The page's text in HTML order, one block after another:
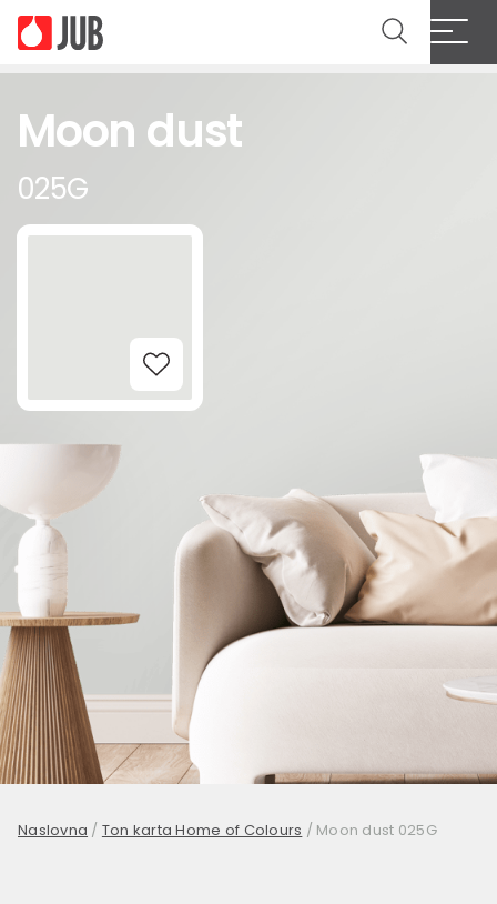
Moon dust
025G
Add to Wishlist
Naslovna / Ton karta Home of Colours / Moon dust 025G